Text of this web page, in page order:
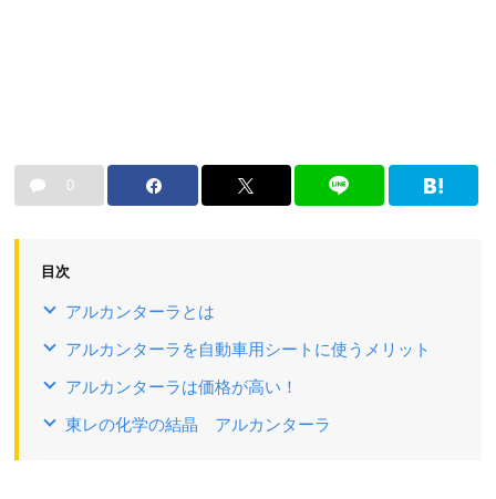
0
目次
アルカンターラとは
アルカンターラを自動車用シートに使うメリット
アルカンターラは価格が高い！
東レの化学の結晶 アルカンターラ